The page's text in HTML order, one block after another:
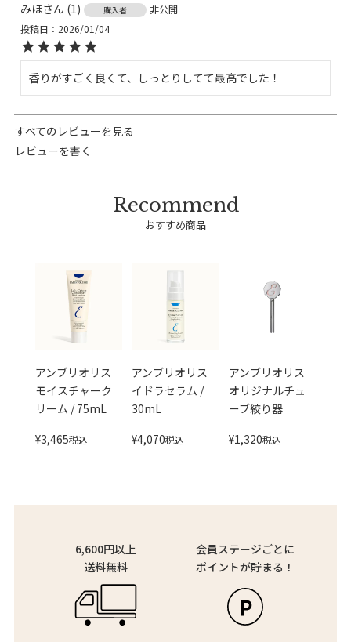
みほ
1 購入者
非公開
投稿日
2026/01/04
香りがすごく良くて、しっとりしてて最高でした！
すべてのレビューを見る
レビューを書く
おすすめ商品
アンブリオリス
モイスチャーク
リーム / 75mL
¥3,465税込
アンブリオリス
イドラセラム /
30mL
¥4,070税込
アンブリオリス
オリジナルチュ
ーブ絞り器
¥1,320税込
6,600円以上
送料無料
会員ステージごとに
ポイントが貯まる！